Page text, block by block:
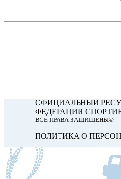
ОФИЦИАЛЬНЫЙ
ФЕДЕРАЦИИ
ВСЕ ПРАВА ЗАЩИЩЕНЫ©
ПОЛИТИКА О